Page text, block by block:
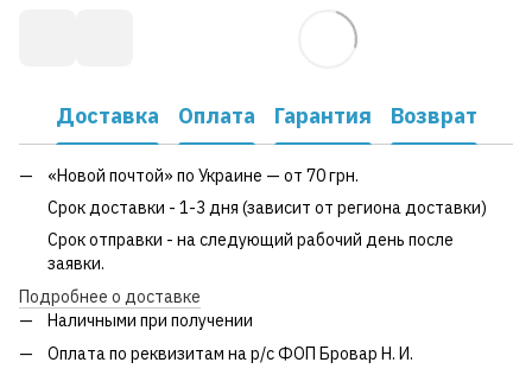
Доставка Оплата Гарантия Возврат
«Новой почтой» по Украине — от 70 грн.
Срок доставки - 1-3 дня (зависит от региона доставки)
Срок отправки - на следующий рабочий день после
заявки.
Подробнее о доставке
Наличными при получении
Оплата по реквизитам на р/с ФОП Бровар Н. И.